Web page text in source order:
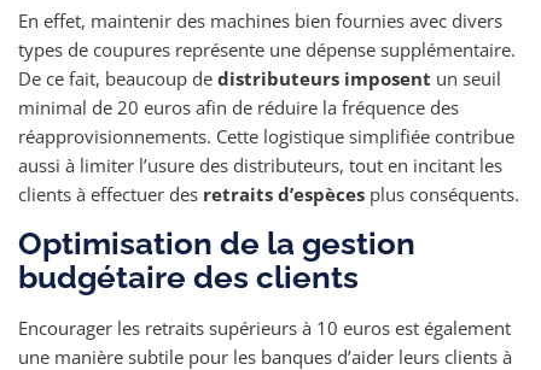
En effet, maintenir des machines bien fournies avec divers
types de coupures représente une dépense supplémentaire.
De ce fait, beaucoup de distributeurs imposent un seuil
minimal de 20 euros afin de réduire la fréquence des
réapprovisionnements. Cette logistique simplifiée contribue
aussi à limiter l’usure des distributeurs, tout en incitant les
clients à effectuer des retraits d’espèces plus conséquents.
Optimisation de la gestion
budgétaire des clients
Encourager les retraits supérieurs à 10 euros est également
une manière subtile pour les banques d’aider leurs clients à